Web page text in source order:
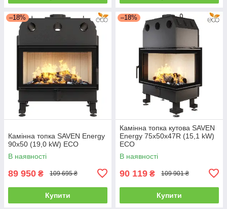
–18%
Камінна топка SAVEN Energy
90х50 (19,0 kW) ECO
В наявності
89 950 ₴ 109 695 ₴
Купити
–18%
Камінна топка кутова SAVEN
Energy 75х50х47R (15,1 kW)
ECO
В наявності
90 119 ₴ 109 901 ₴
Купити